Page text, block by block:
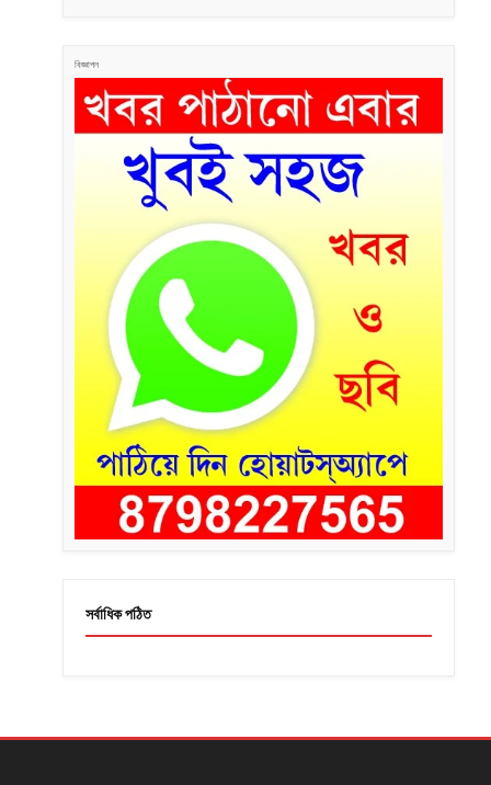
বিজ্ঞাপন
সর্বাধিক পঠিত